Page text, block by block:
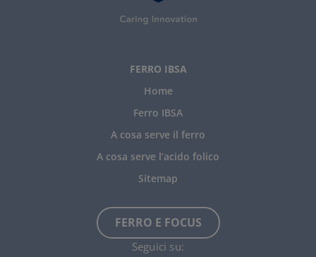
FERRO IBSA
Home
Ferro IBSA
A cosa serve il ferro
A cosa serve l’acido folico
Sitemap
FERRO E FOCUS
Seguici su: